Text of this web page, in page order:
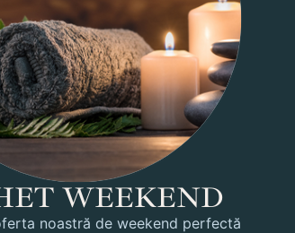
WEEKEND
noastră de weekend perfectă